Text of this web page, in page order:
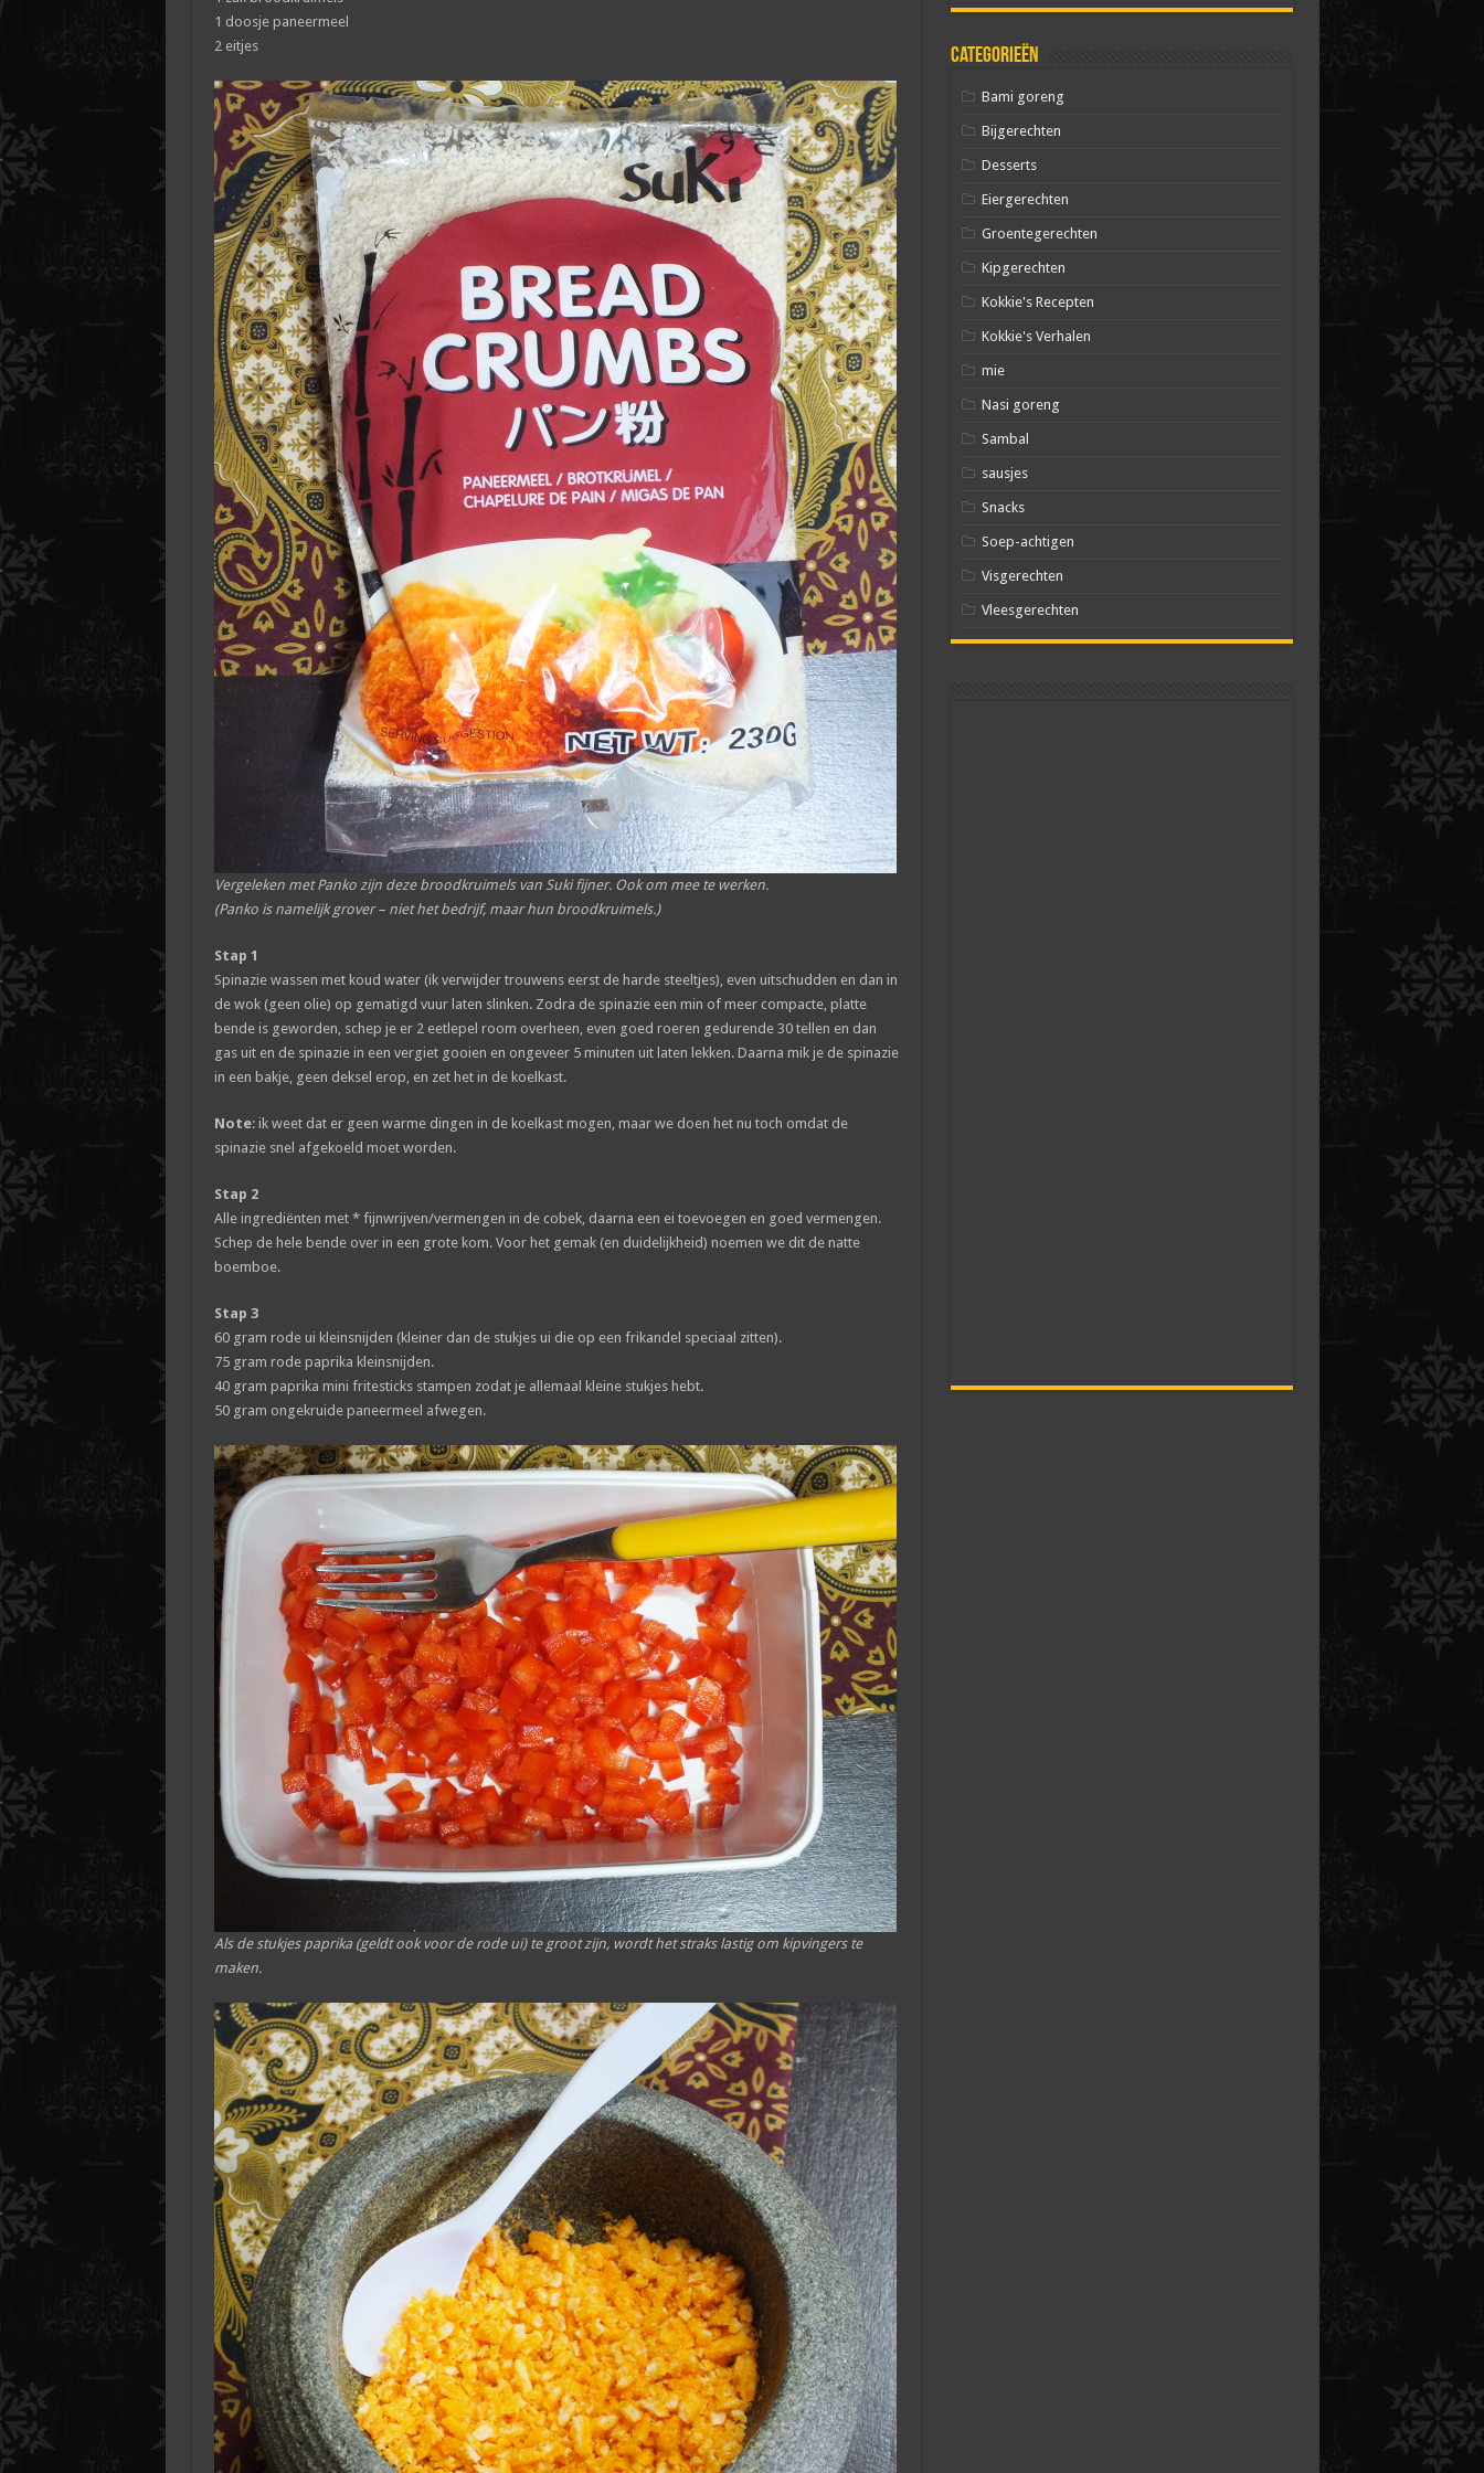
1 doosje paneermeel
2 eitjes
Vergeleken met Panko zijn deze broodkruimels van Suki fijner. Ook om mee te werken.
(Panko is namelijk grover – niet het bedrijf, maar hun broodkruimels.)
Stap 1
Spinazie wassen met koud water (ik verwijder trouwens eerst de harde steeltjes), even uitschudden en dan in
de wok (geen olie) op gematigd vuur laten slinken. Zodra de spinazie een min of meer compacte, platte
bende is geworden, schep je er 2 eetlepel room overheen, even goed roeren gedurende 30 tellen en dan
gas uit en de spinazie in een vergiet gooien en ongeveer 5 minuten uit laten lekken. Daarna mik je de spinazie
in een bakje, geen deksel erop, en zet het in de koelkast.
Note: ik weet dat er geen warme dingen in de koelkast mogen, maar we doen het nu toch omdat de
spinazie snel afgekoeld moet worden.
Stap 2
Alle ingrediënten met * fijnwrijven/vermengen in de cobek, daarna een ei toevoegen en goed vermengen.
Schep de hele bende over in een grote kom. Voor het gemak (en duidelijkheid) noemen we dit de natte
boemboe.
Stap 3
60 gram rode ui kleinsnijden (kleiner dan de stukjes ui die op een frikandel speciaal zitten).
75 gram rode paprika kleinsnijden.
40 gram paprika mini fritesticks stampen zodat je allemaal kleine stukjes hebt.
50 gram ongekruide paneermeel afwegen.
Als de stukjes paprika (geldt ook voor de rode ui) te groot zijn, wordt het straks lastig om kipvingers te
maken.
Categorieën
Bami goreng
Bijgerechten
Desserts
Eiergerechten
Groentegerechten
Kipgerechten
Kokkie's Recepten
Kokkie's Verhalen
mie
Nasi goreng
Sambal
sausjes
Snacks
Soep-achtigen
Visgerechten
Vleesgerechten